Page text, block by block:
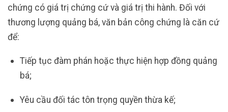
chứng có giá trị chứng cứ và giá trị thi hành. Đối với
thương lượng quảng bá, văn bản công chứng là căn cứ
để:
Tiếp tục đàm phán hoặc thực hiện hợp đồng quảng
bá;
Yêu cầu đối tác tôn trọng quyền thừa kế;